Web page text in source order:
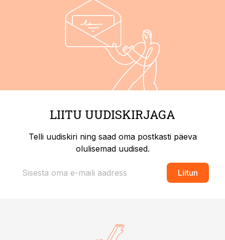
LIITU UUDISKIRJAGA
Telli uudiskiri ning saad oma postkasti päeva
olulisemad uudised.
Liitun